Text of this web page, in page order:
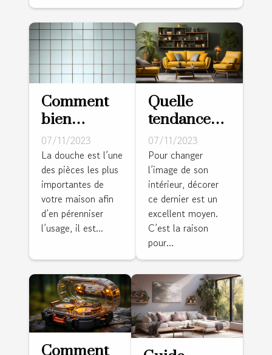
Comment
bien
entretenir
sa douche ?
07/11/2023
La douche est l’une
des pièces les plus
importantes de
votre maison afin
d’en pérenniser
l’usage, il est...
Quelle
tendance
déco pour
un intérieur
en vogue ?
07/11/2023
Pour changer
l’image de son
intérieur, décorer
ce dernier est un
excellent moyen.
C’est la raison
pour...
Comment